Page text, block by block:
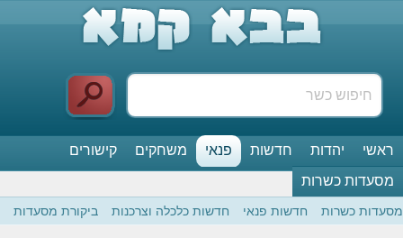
ראשי יהדות חדשות פנאי משחקים
קישורים
מסעדות כשרות
מסעדות כשרות חדשות פנאי חדשות כלכלה וצרכנות ביקורת מסעדות